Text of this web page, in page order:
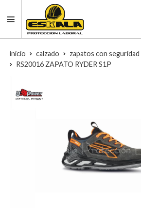
inicio calzado
zapatos con seguridad
RS20016 ZAPATO RYDER S1P